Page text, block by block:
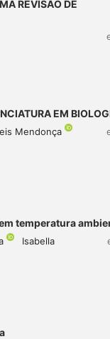
REVISÃO DE
EM
Mendonça
temperatura
Isabella